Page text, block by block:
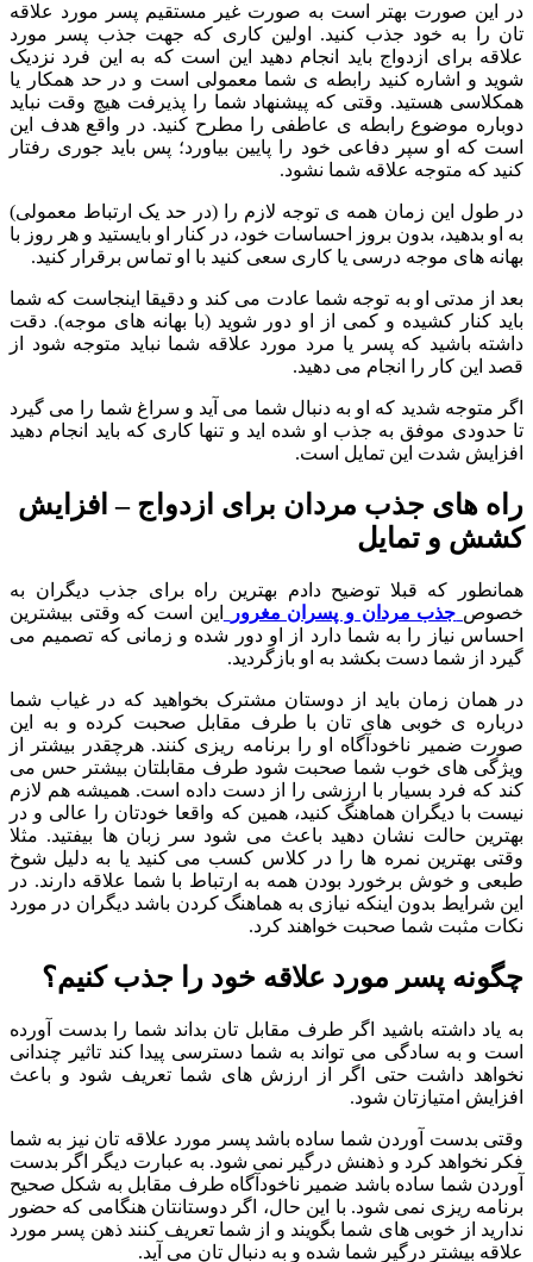
در این صورت بهتر است به صورت غیر مستقیم پسر مورد علاقه
تان را به خود جذب کنید. اولین کاری که جهت جذب پسر مورد
علاقه برای ازدواج باید انجام دهید این است که به این فرد نزدیک
شوید و اشاره کنید رابطه ی شما معمولی است و در حد همکار یا
همکلاسی هستید. وقتی که پیشنهاد شما را پذیرفت هیچ وقت نباید
دوباره موضوع رابطه ی عاطفی را مطرح کنید. در واقع هدف این
است که او سپر دفاعی خود را پایین بیاورد؛ پس باید جوری رفتار
کنید که متوجه علاقه شما نشود.
در طول این زمان همه ی توجه لازم را (در حد یک ارتباط معمولی)
به او بدهید، بدون بروز احساسات خود، در کنار او بایستید و هر روز با
بهانه های موجه درسی یا کاری سعی کنید با او تماس برقرار کنید.
بعد از مدتی او به توجه شما عادت می کند و دقیقا اینجاست که شما
باید کنار کشیده و کمی از او دور شوید (با بهانه های موجه). دقت
داشته باشید که پسر یا مرد مورد علاقه شما نباید متوجه شود از
قصد این کار را انجام می دهید.
اگر متوجه شدید که او به دنبال شما می آید و سراغ شما را می گیرد
تا حدودی موفق به جذب او شده اید و تنها کاری که باید انجام دهید
افزایش شدت این تمایل است.
راه های جذب مردان برای ازدواج – افزایش
کشش و تمایل
همانطور که قبلا توضیح دادم بهترین راه برای جذب دیگران به
خصوص جذب مردان و پسران مغرور
این است که وقتی بیشترین
احساس نیاز را به شما دارد از او دور شده و زمانی که تصمیم می
گیرد از شما دست بکشد به او بازگردید.
در همان زمان باید از دوستان مشترک بخواهید که در غیاب شما
درباره ی خوبی های تان با طرف مقابل صحبت کرده و به این
صورت ضمیر ناخودآگاه او را برنامه ریزی کنند. هرچقدر بیشتر از
ویژگی های خوب شما صحبت شود طرف مقابلتان بیشتر حس می
کند که فرد بسیار با ارزشی را از دست داده است. همیشه هم لازم
نیست با دیگران هماهنگ کنید، همین که واقعا خودتان را عالی و در
بهترین حالت نشان دهید باعث می شود سر زبان ها بیفتید. مثلا
وقتی بهترین نمره ها را در کلاس کسب می کنید یا به دلیل شوخ
طبعی و خوش برخورد بودن همه به ارتباط با شما علاقه دارند. در
این شرایط بدون اینکه نیازی به هماهنگ کردن باشد دیگران در مورد
نکات مثبت شما صحبت خواهند کرد.
چگونه پسر مورد علاقه خود را جذب کنیم؟
به یاد داشته باشید اگر طرف مقابل تان بداند شما را بدست آورده
است و به سادگی می تواند به شما دسترسی پیدا کند تاثیر چندانی
نخواهد داشت حتی اگر از ارزش های شما تعریف شود و باعث
افزایش امتیازتان شود.
وقتی بدست آوردن شما ساده باشد پسر مورد علاقه تان نیز به شما
فکر نخواهد کرد و ذهنش درگیر نمی شود. به عبارت دیگر اگر بدست
آوردن شما ساده باشد ضمیر ناخودآگاه طرف مقابل به شکل صحیح
برنامه ریزی نمی شود. با این حال، اگر دوستانتان هنگامی که حضور
ندارید از خوبی های شما بگویند و از شما تعریف کنند ذهن پسر مورد
علاقه بیشتر درگیر شما شده و به دنبال تان می آید.